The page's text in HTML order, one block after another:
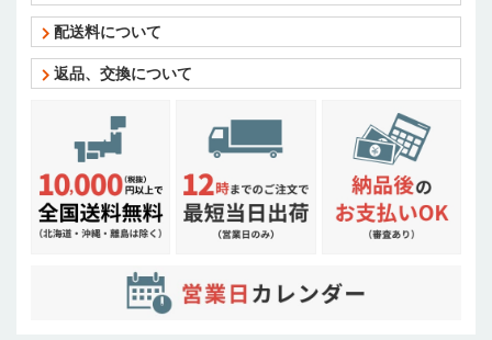
配送料について
返品、交換について